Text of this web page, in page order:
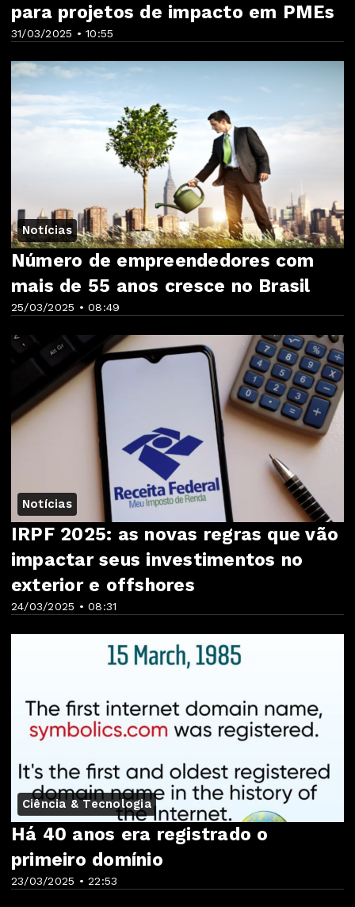
31/03/2025 • 10:55
para projetos de impacto em PMEs
Notícias
25/03/2025 • 08:49
Número de empreendedores com
mais de 55 anos cresce no Brasil
Notícias
24/03/2025 • 08:31
IRPF 2025: as novas regras que vão
impactar seus investimentos no
exterior e offshores
Ciência & Tecnologia
23/03/2025 • 22:53
Há 40 anos era registrado o
primeiro domínio